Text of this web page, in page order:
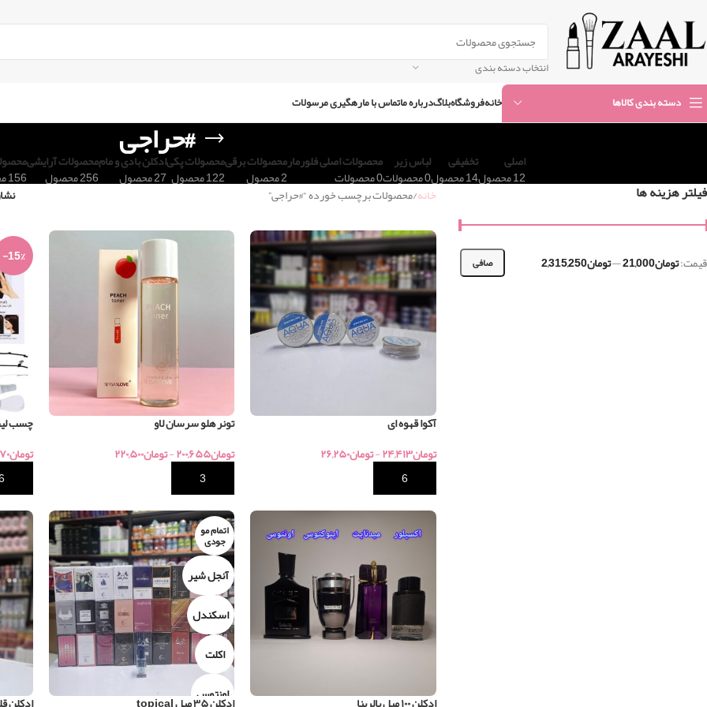
انتخاب دسته بندی
دسته بندی کالاها خانهفروشگاهبلاگدرباره ماتماس با مارهگیری مرسولات
#حراجی اصلی
12 محصول
تخفیفی
14 محصول
لباس زیر
0 محصولات
محصولات اصلی فلورمار
0 محصولات
محصولات برقی
2 محصول
محصولات پکی
122 محصول
ادکلن بادی و مام
27 محصول
محصولات آرایشی
256 محصول 156 محصول
فیلتر هزینه ها
صافی قيمت:تومان21,000 —تومان2,315,250
خانه محصولات برچسب خورده “#حراجی”
آکوا قهوه ای
تومان۲۴,۴۱۳-تومان۲۶,۲۵۰
خرید
تونر هلو سرسان لاو
تومان۲۰۰,۶۵۵-تومان۲۲۰,۵۰۰
-15%
چسب
تومان
خرید
اتمام مو
جودی
آنجل شیر
اسکندل
اکلت
اونتوس